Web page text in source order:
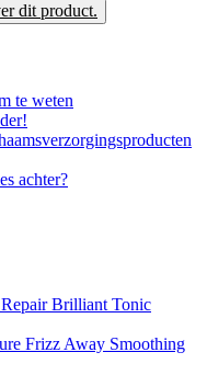
dit product.
te weten
achter?
Brilliant Tonic
Frizz Away Smoothing